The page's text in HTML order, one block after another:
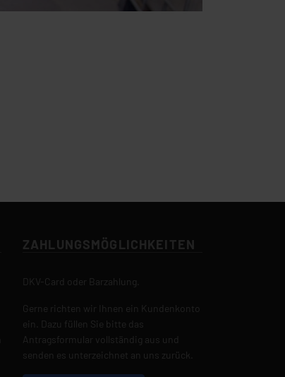
ZAHLUNGSMÖGLICHKEITEN
DKV-Card oder Barzahlung.
Gerne richten wir Ihnen ein Kundenkonto
ein. Dazu füllen Sie bitte das
Antragsformular vollständig aus und
senden es unterzeichnet an uns zurück.